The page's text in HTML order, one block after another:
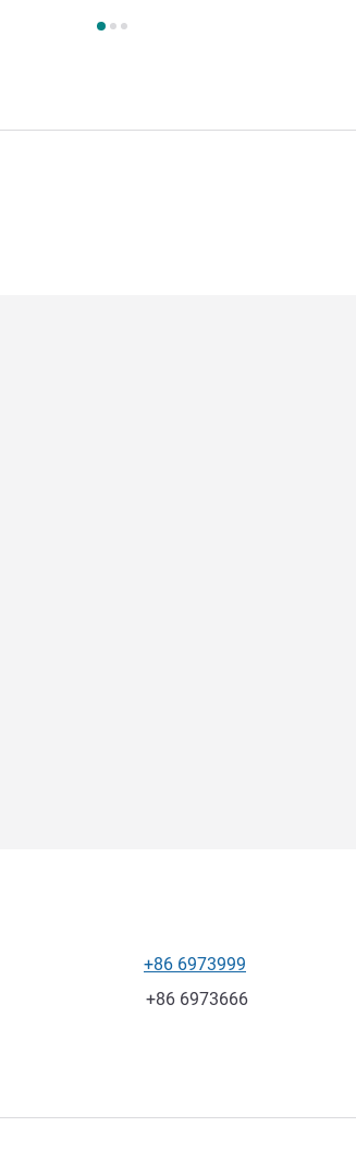
Telefoon
+86 6973999
Fax
+86 6973666